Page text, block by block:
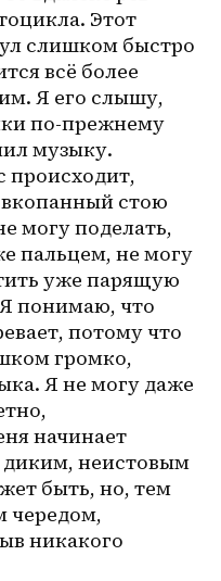
Этот
слишком быстро
всё более
Я его слышу,
по-прежнему
музыку.
происходит,
вкопанный стою
могу поделать,
пальцем, не могу
уже парящую
понимаю, что
потому что
громко,
Я не могу даже
начинает
диким, неистовым
быть, но, тем
чередом,
никакого